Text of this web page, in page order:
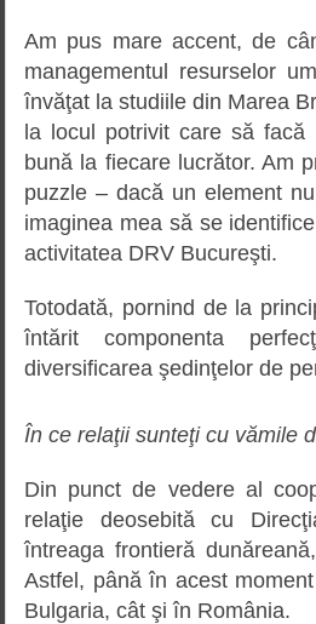
Am pus mare accent, de
managementul resurselor
învăţat la studiile din Marea
la locul potrivit care să facă
bună la fiecare lucrător. Am
puzzle – dacă un element
imaginea mea să se
activitatea DRV Bucureşti.
Totodată, pornind de la
întărit componenta
diversificarea şedinţelor de
În ce relaţii sunteţi cu vămile
Din punct de vedere al
relaţie deosebită cu
întreaga frontieră
Astfel, până în acest
Bulgaria, cât şi în România.